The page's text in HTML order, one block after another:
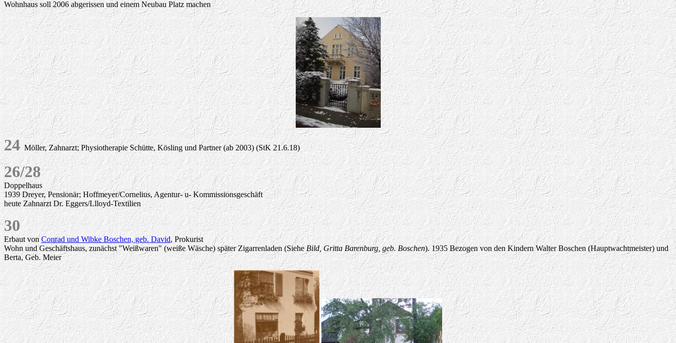
Wohnhaus soll 2006 abgerissen und einem Neubau Platz machen
24 Möller, Zahnarzt; Physiotherapie Schütte, Kösling und Partner (ab 2003) (StK 21.6.18)
26/28
Doppelhaus
1939 Dreyer, Pensionär; Hoffmeyer/Cornelius, Agentur- u- Kommissionsgeschäft
heute Zahnarzt Dr. Eggers/Llloyd-Textilien
30
Erbaut vonConrad und Wibke Boschen, geb. David, Prokurist
Wohn und Geschäftshaus, zunächst "Weißwaren" (weiße Wäsche) später Zigarrenladen (SieheBild, Gritta Barenburg, geb. Boschen). 1935 Bezogen von den Kindern Walter Boschen (Hauptwachtmeister) und
Berta, Geb. Meier